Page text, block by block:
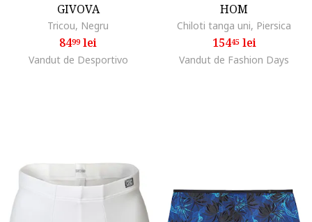
GIVOVA
Tricou, Negru
8499lei
Vandut de Desportivo
HOM
Chiloti tanga uni, Piersica
15445lei
Vandut de Fashion Days